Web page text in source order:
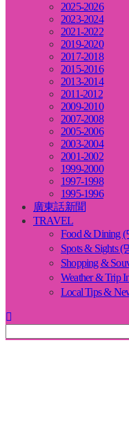
2025-2026
2023-2024
2021-2022
2019-2020
2017-2018
2015-2016
2013-2014
2011-2012
2009-2010
2007-2008
2005-2006
2003-2004
2001-2002
1999-2000
1997-1998
1995-1996
廣東話新聞
TRAVEL
Food & Dining
Spots & Sights
Shopping &
Weather & Trip
Local Tips &